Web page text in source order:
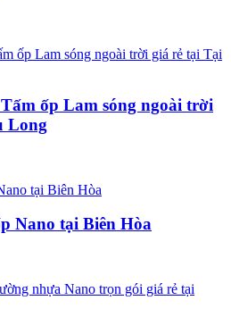
ốp Lam sóng ngoài trời
Long
Nano tại Biên Hòa